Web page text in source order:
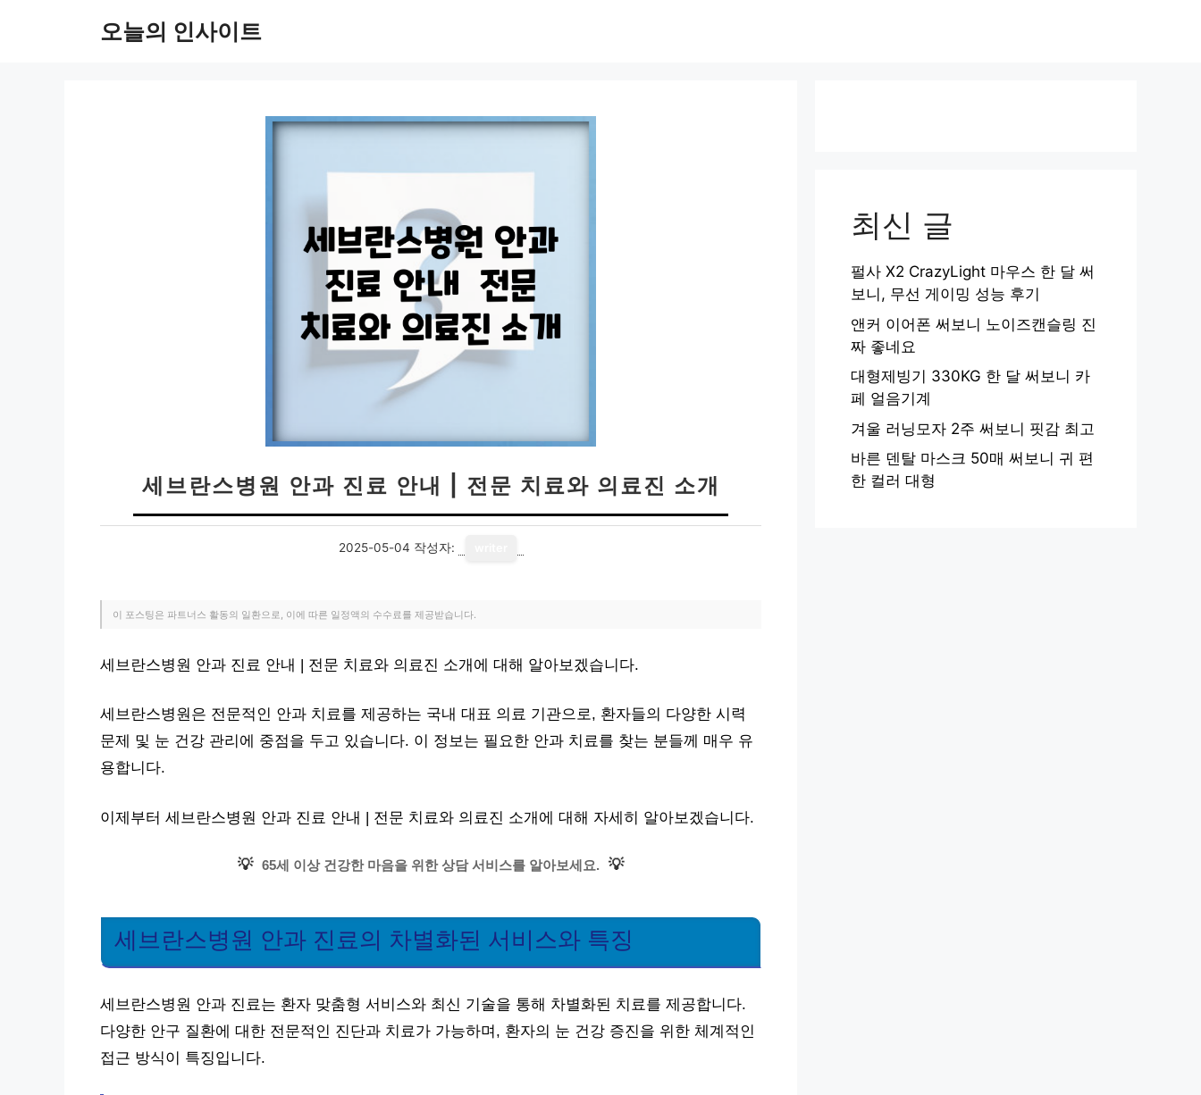
오늘의 인사이트
세브란스병원 안과 진료 안내 | 전문 치료와 의료진 소개
2025-05-04 작성자:
이 포스팅은 파트너스 활동의 일환으로, 이에 따른 일정액의 수수료를 제공받습니다.
세브란스병원 안과 진료 안내 | 전문 치료와 의료진 소개에 대해 알아보겠습니다.
세브란스병원은 전문적인 안과 치료를 제공하는 국내 대표 의료 기관으로, 환자들의 다양한 시력
문제 및 눈 건강 관리에 중점을 두고 있습니다. 이 정보는 필요한 안과 치료를 찾는 분들께 매우 유
용합니다.
이제부터 세브란스병원 안과 진료 안내 | 전문 치료와 의료진 소개에 대해 자세히 알아보겠습니다.
💡 65세 이상 건강한 마음을 위한 상담 서비스를 알아보세요. 💡
세브란스병원 안과 진료의 차별화된 서비스와 특징
세브란스병원 안과 진료는 환자 맞춤형 서비스와 최신 기술을 통해 차별화된 치료를 제공합니다.
다양한 안구 질환에 대한 전문적인 진단과 치료가 가능하며, 환자의 눈 건강 증진을 위한 체계적인
접근 방식이 특징입니다.
최신 글
펄사 X2 CrazyLight 마우스 한 달 써
보니, 무선 게이밍 성능 후기
앤커 이어폰 써보니 노이즈캔슬링 진
짜 좋네요
대형제빙기 330KG 한 달 써보니 카
페 얼음기계
겨울 러닝모자 2주 써보니 핏감 최고
바른 덴탈 마스크 50매 써보니 귀 편
한 컬러 대형